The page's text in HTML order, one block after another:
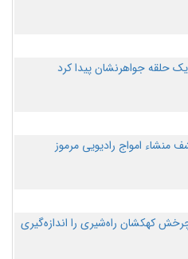
حلقه جواهرنشان پیدا کرد
منشاء امواج رادیویی مرموز
کهکشان راه‌شیری را اندازه‌گیری